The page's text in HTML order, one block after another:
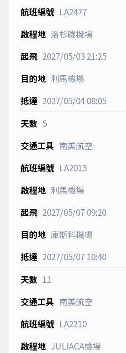
LA2477
洛杉磯機場
2027/05/0321:25
利馬機場
2027/05/0408:05
5
南美航空
LA2013
利馬機場
2027/05/0709:20
庫斯科機場
2027/05/0710:40
11
南美航空
LA2210
JULIACA機場